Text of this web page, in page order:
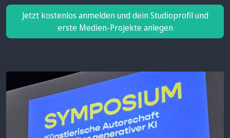
Jetzt kostenlos anmelden und dein Studioprofil und
erste Medien-Projekte anlegen